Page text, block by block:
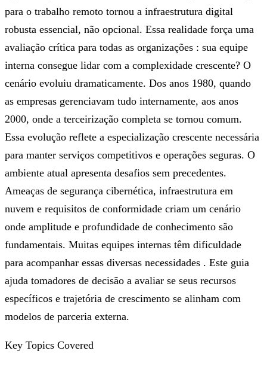
para o trabalho remoto tornou a infraestrutura digital
robusta essencial, não opcional. Essa realidade força uma
avaliação crítica para todas as organizações : sua equipe
interna consegue lidar com a complexidade crescente? O
cenário evoluiu dramaticamente. Dos anos 1980, quando
as empresas gerenciavam tudo internamente, aos anos
2000, onde a terceirização completa se tornou comum.
Essa evolução reflete a especialização crescente necessária
para manter serviços competitivos e operações seguras. O
ambiente atual apresenta desafios sem precedentes.
Ameaças de segurança cibernética, infraestrutura em
nuvem e requisitos de conformidade criam um cenário
onde amplitude e profundidade de conhecimento são
fundamentais. Muitas equipes internas têm dificuldade
para acompanhar essas diversas necessidades . Este guia
ajuda tomadores de decisão a avaliar se seus recursos
específicos e trajetória de crescimento se alinham com
modelos de parceria externa.
Key Topics Covered